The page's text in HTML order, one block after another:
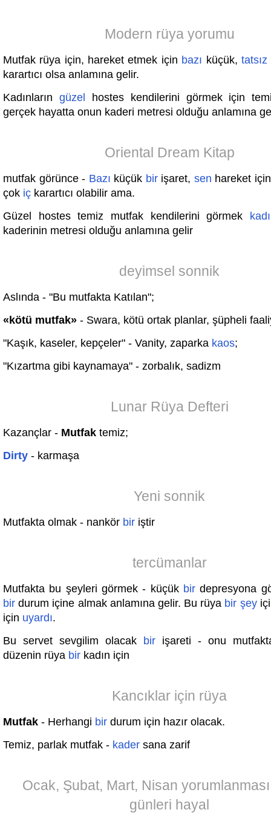
Modern rüya yorumu
Mutfak rüya için, hareket etmek için bazı küçük, tatsız
karartıcı olsa anlamına gelir.
Kadınların güzel
hostes kendilerini görmek için
gerçek hayatta onun kaderi metresi olduğu anlamına
Oriental Dream Kitap
mutfak görünce - Bazı küçük birişaret, sen hareket
çok iç karartıcı olabilir ama.
Güzel hostes temiz mutfak kendilerini görmek
kaderinin metresi olduğu anlamına gelir
deyimsel sonnik
Aslında - "Bu mutfakta Katılan";
«kötü mutfak» - Swara, kötü ortak planlar, şüpheli
"Kaşık, kaseler, kepçeler" - Vanity, zaparka kaos;
"Kızartma gibi kaynamaya" - zorbalık, sadizm
Lunar Rüya Defteri
Kazançlar - Mutfak temiz;
Dirty - karmaşa
Yeni sonnik
Mutfakta olmak - nankör bir iştir
tercümanlar
Mutfakta bu şeyleri görmek - küçük bir depresyona
bir durum içine almak anlamına gelir. Bu rüya bir şey
için uyardı.
Bu servet sevgilim olacak bir işareti - onu
düzenin rüya bir kadın için
Kancıklar için rüya
Mutfak - Herhangi bir durum için hazır olacak.
Temiz, parlak mutfak - kader sana zarif
Ocak, Şubat, Mart, Nisan
günleri hayal